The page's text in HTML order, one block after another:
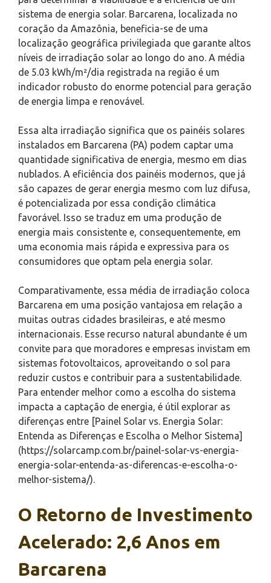
sistema de energia solar. Barcarena, localizada no
coração da Amazônia, beneficia-se de uma
localização geográfica privilegiada que garante altos
níveis de irradiação solar ao longo do ano. A média
de 5.03 kWh/m²/dia registrada na região é um
indicador robusto do enorme potencial para geração
de energia limpa e renovável.
Essa alta irradiação significa que os painéis solares
instalados em Barcarena (PA) podem captar uma
quantidade significativa de energia, mesmo em dias
nublados. A eficiência dos painéis modernos, que já
são capazes de gerar energia mesmo com luz difusa,
é potencializada por essa condição climática
favorável. Isso se traduz em uma produção de
energia mais consistente e, consequentemente, em
uma economia mais rápida e expressiva para os
consumidores que optam pela energia solar.
Comparativamente, essa média de irradiação coloca
Barcarena em uma posição vantajosa em relação a
muitas outras cidades brasileiras, e até mesmo
internacionais. Esse recurso natural abundante é um
convite para que moradores e empresas invistam em
sistemas fotovoltaicos, aproveitando o sol para
reduzir custos e contribuir para a sustentabilidade.
Para entender melhor como a escolha do sistema
impacta a captação de energia, é útil explorar as
diferenças entre [Painel Solar vs. Energia Solar:
Entenda as Diferenças e Escolha o Melhor Sistema]
(https://solarcamp.com.br/painel-solar-vs-energia-
energia-solar-entenda-as-diferencas-e-escolha-o-
melhor-sistema/).
O Retorno de Investimento
Acelerado: 2,6 Anos em
Barcarena